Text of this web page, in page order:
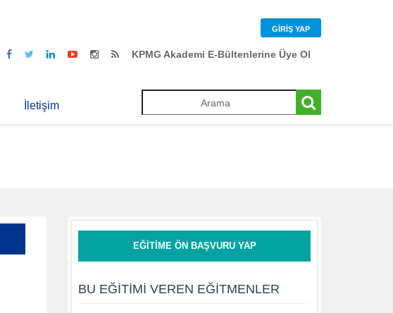
GIRIŞ YAP
KPMG Akademi E-Bültenlerine Üye Ol
İletişim
EĞITIME ÖN BAŞVURU YAP
BU EĞITIMI VEREN EĞITMENLER